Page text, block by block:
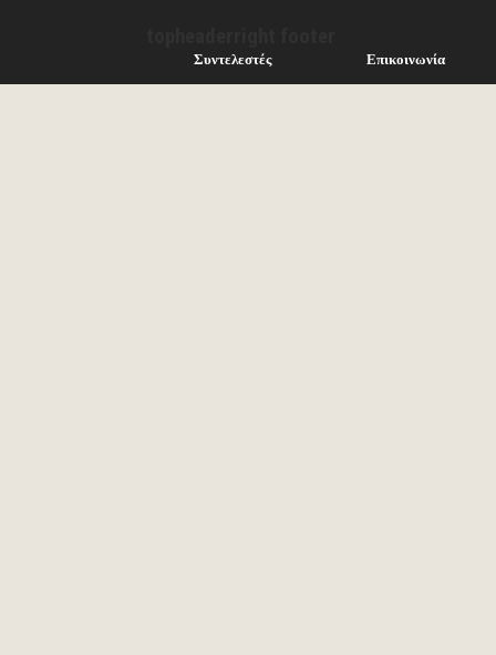
Συντελεστές Επικοινωνία